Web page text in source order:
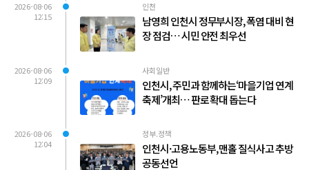
2026-08-06
12:15
인천
남영희 인천시 정무부시장, 폭염 대비 현
장 점검… 시민 안전 최우선
2026-08-06
12:09
사회일반
인천시, 주민과 함께하는‘마을기업 연계
축제’개최… 판로 확대 돕는다
2026-08-06
12:04
정부.정책
인천시·고용노동부, 맨홀 질식사고 추방
공동선언